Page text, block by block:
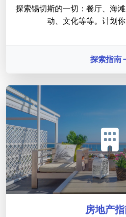
探索锡切斯的一切：餐厅、海
动、文化等等。计划
探索指南
房地产